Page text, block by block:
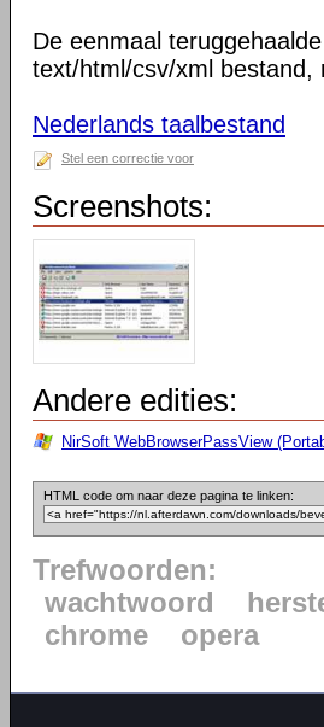
De eenmaal
text/html/csv/xml bestand,
Nederlands taalbestand
Stel een correctie voor
Screenshots:
Andere edities:
NirSoft WebBrowserPassView
HTML code om naar deze pagina te linken:
Trefwoorden:
wachtwoord
chrome
opera